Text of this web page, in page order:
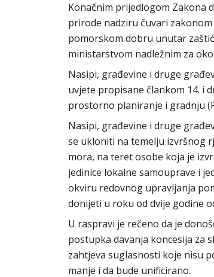
Konačnim prijedlogom Zakona
prirode nadziru čuvari
pomorskom dobru unutar
ministarstvom nadležnim za
Nasipi, građevine i druge
uvjete propisane člankom 14. i
prostorno planiranje i gradnju
Nasipi, građevine i druge
se ukloniti na temelju izvršnog
mora, na teret osobe koja je
jedinice lokalne samouprave i
okviru redovnog upravljanja
donijeti u roku od dvije godine
U raspravi je rečeno da je
postupka davanja koncesija za
zahtjeva suglasnosti koje nisu
manje i da bude unificirano.